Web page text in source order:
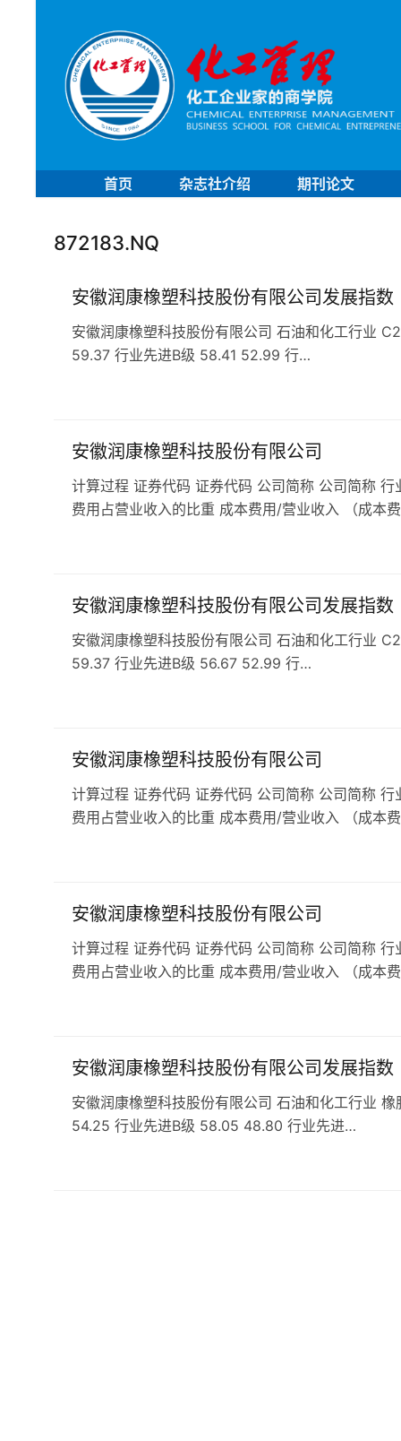
首页 杂志社介绍 期刊论文
872183.NQ
安徽润康橡塑科技股份有限公司发展指数
安徽润康橡塑科技股份有限公司 石油和化工行业
59.37 行业先进B级 58.41 52.99 行…
安徽润康橡塑科技股份有限公司
计算过程 证券代码 证券代码 公司简称 公司简称
费用占营业收入的比重 成本费用/营业收入 （成本
安徽润康橡塑科技股份有限公司发展指数
安徽润康橡塑科技股份有限公司 石油和化工行业
59.37 行业先进B级 56.67 52.99 行…
安徽润康橡塑科技股份有限公司
计算过程 证券代码 证券代码 公司简称 公司简称
费用占营业收入的比重 成本费用/营业收入 （成本
安徽润康橡塑科技股份有限公司
计算过程 证券代码 证券代码 公司简称 公司简称
费用占营业收入的比重 成本费用/营业收入 （成本
安徽润康橡塑科技股份有限公司发展指数
安徽润康橡塑科技股份有限公司 石油和化工行业
54.25 行业先进B级 58.05 48.80 行业先进…